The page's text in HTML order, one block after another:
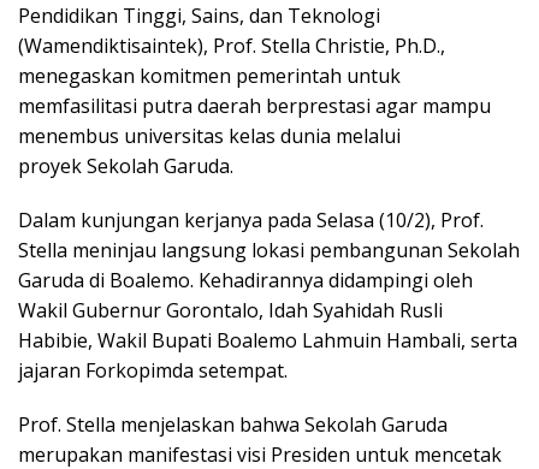
Pendidikan Tinggi, Sains, dan Teknologi
(Wamendiktisaintek), Prof. Stella Christie, Ph.D.,
menegaskan komitmen pemerintah untuk
memfasilitasi putra daerah berprestasi agar mampu
menembus universitas kelas dunia melalui
proyek Sekolah Garuda.
Dalam kunjungan kerjanya pada Selasa (10/2), Prof.
Stella meninjau langsung lokasi pembangunan Sekolah
Garuda di Boalemo. Kehadirannya didampingi oleh
Wakil Gubernur Gorontalo, Idah Syahidah Rusli
Habibie, Wakil Bupati Boalemo Lahmuin Hambali, serta
jajaran Forkopimda setempat.
Prof. Stella menjelaskan bahwa Sekolah Garuda
merupakan manifestasi visi Presiden untuk mencetak